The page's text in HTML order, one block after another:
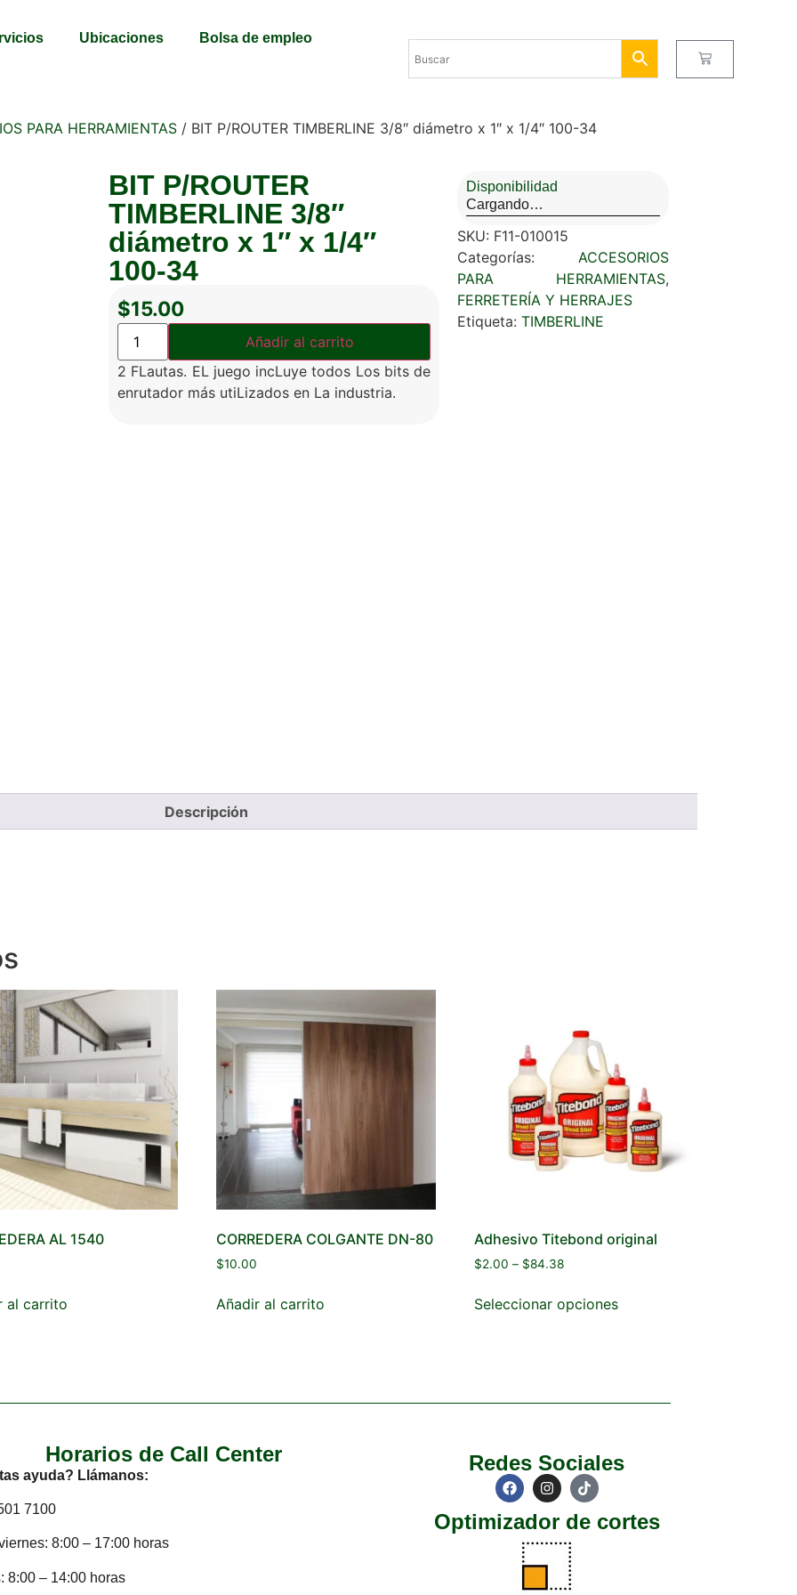
Ubicaciones Bolsa de empleo
PARA HERRAMIENTAS / BIT P/ROUTER TIMBERLINE 3/8″ diámetro x 1″ x 1/4″ 100-34
BIT P/ROUTER
TIMBERLINE 3/8″
diámetro x 1″ x 1/4″
100-34
$15.00
Añadir al carrito
2 FLautas. EL juego incLuye todos Los bits de
enrutador más utiLizados en La industria.
Disponibilidad
Cargando…
SKU: F11-010015
Categorías: ACCESORIOS
PARA HERRAMIENTAS,
FERRETERÍA Y HERRAJES
Etiqueta: TIMBERLINE
Descripción
AL 1540
al carrito
CORREDERA COLGANTE DN-80
$10.00
Añadir al carrito
Adhesivo Titebond original
$2.00 – $84.38
Seleccionar opciones
Horarios de Call Center
ayuda? Llámanos:
7100
8:00 – 17:00 horas
8:00 – 14:00 horas
Redes Sociales
Optimizador de cortes